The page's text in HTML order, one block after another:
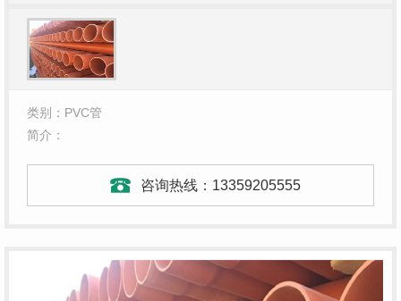
类别：PVC管
简介：
咨询热线： 13359205555